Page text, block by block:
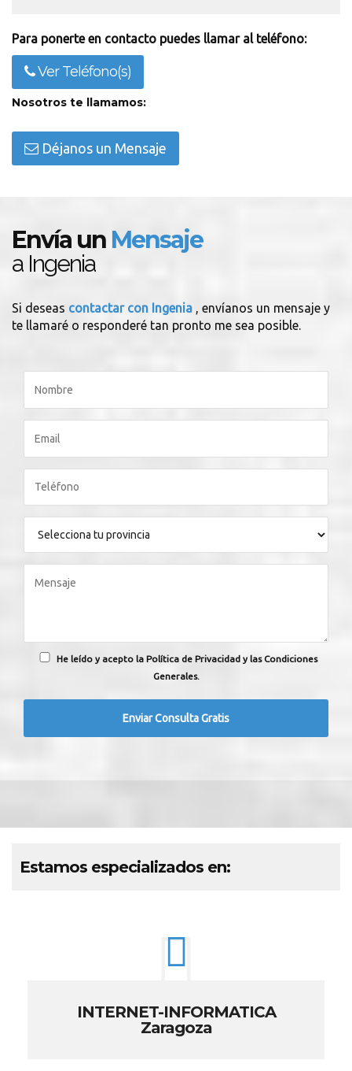
Para ponerte en contacto puedes llamar al teléfono:
Ver Teléfono(s)
Nosotros te llamamos:
Déjanos un Mensaje
Envía un Mensaje
a Ingenia
Si deseas contactar con Ingenia , envíanos un mensaje y
te llamaré o responderé tan pronto me sea posible.
He leído y acepto la Política de Privacidad y las Condiciones
Generales.
Estamos especializados en:
INTERNET-INFORMATICA
Zaragoza